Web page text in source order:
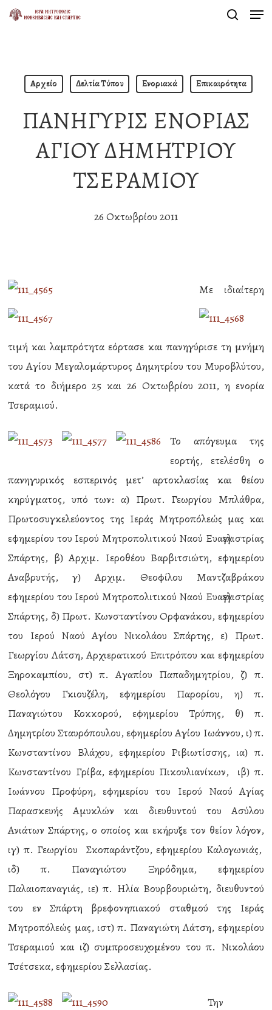
Skip
Αρχείο Δελτία Τύπου Ενοριακά Επικαιρότητα
ΠΑΝΗΓΥΡΙΣ ΕΝΟΡΙΑΣ
ΑΓΙΟΥ ΔΗΜΗΤΡΙΟΥ
ΤΣΕΡΑΜΙΟΥ
26 Οκτωβρίου 2011
Με ιδιαίτερη
τιμή και λαμπρότητα εόρτασε και πανηγύρισε τη μνήμη
του Αγίου Μεγαλομάρτυρος Δημητρίου του Μυροβλύτου,
κατά το διήμερο 25 και 26 Οκτωβρίου 2011, η ενορία
Τσεραμιού.
Το απόγευμα της
εορτής, ετελέσθη ο
πανηγυρικός εσπερινός μετ’ αρτοκλασίας και θείου
κηρύγματος, υπό των: α) Πρωτ. Γεωργίου Μπλάθρα,
Πρωτοσυγκελεύοντος της Ιεράς Μητροπόλεώς μας και
εφημερίου του Ιερού Μητροπολιτικού Ναού Ευαγγελιστρίας
Σπάρτης, β) Αρχιμ. Ιεροθέου Βαρβιτσιώτη, εφημερίου
Αναβρυτής, γ) Αρχιμ. Θεοφίλου Μαντζαβράκου
εφημερίου του Ιερού Μητροπολιτικού Ναού Ευαγγελιστρίας
Σπάρτης, δ) Πρωτ. Κωνσταντίνου Ορφανάκου, εφημερίου
του Ιερού Ναού Αγίου Νικολάου Σπάρτης, ε) Πρωτ.
Γεωργίου Λάτση, Αρχιερατικού Επιτρόπου και εφημερίου
Ξηροκαμπίου, στ) π. Αγαπίου Παπαδημητρίου, ζ) π.
Θεολόγου Γκιουζέλη, εφημερίου Παρορίου, η) π.
Παναγιώτου Κοκκορού, εφημερίου Τρύπης, θ) π.
Δημητρίου Σταυρόπουλου, εφημερίου Αγίου Ιωάννου, ι) π.
Κωνσταντίνου Βλάχου, εφημερίου Ριβιωτίσσης, ια) π.
Κωνσταντίνου Γρίβα, εφημερίου Πικουλιανίκων, ιβ) π.
Ιωάννου Προφύρη, εφημερίου του Ιερού Ναού Αγίας
Παρασκευής Αμυκλών και διευθυντού του Ασύλου
Ανιάτων Σπάρτης, ο οποίος και εκήρυξε τον θείον λόγον,
ιγ) π. Γεωργίου Σκοπαράντζου, εφημερίου Καλογωνιάς,
ιδ) π. Παναγιώτου Ξηρόδημα, εφημερίου
Παλαιοπαναγιάς, ιε) π. Ηλία Βουρβουριώτη, διευθυντού
του εν Σπάρτη βρεφονηπιακού σταθμού της Ιεράς
Μητροπόλεώς μας, ιστ) π. Παναγιώτη Λάτση, εφημερίου
Τσεραμιού και ιζ) συμπροσευχομένου του π. Νικολάου
Τσέτσεκα, εφημερίου Σελλασίας.
Την